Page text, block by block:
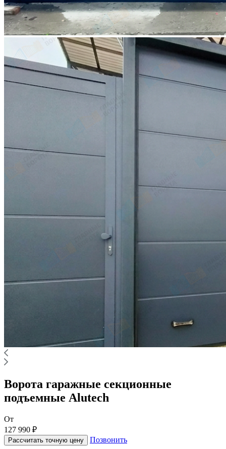
Ворота гаражные секционные
подъемные Alutech
От
127 990 ₽
Рассчитать точную цену Позвонить